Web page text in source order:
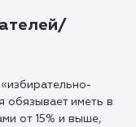
обязывает иметь в
от 15% и выше,